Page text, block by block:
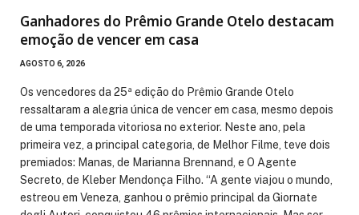
Ganhadores do Prêmio Grande Otelo destacam
emoção de vencer em casa
AGOSTO 6, 2026
Os vencedores da 25ª edição do Prêmio Grande Otelo
ressaltaram a alegria única de vencer em casa, mesmo depois
de uma temporada vitoriosa no exterior. Neste ano, pela
primeira vez, a principal categoria, de Melhor Filme, teve dois
premiados: Manas, de Marianna Brennand, e O Agente
Secreto, de Kleber Mendonça Filho. “A gente viajou o mundo,
estreou em Veneza, ganhou o prêmio principal da Giornate